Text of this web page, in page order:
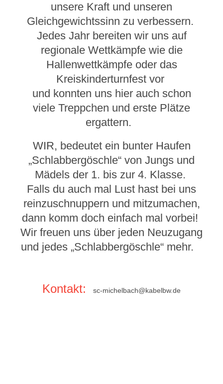
unsere Kraft und unseren
Gleichgewichtssinn zu verbessern.
Jedes Jahr bereiten wir uns auf
regionale Wettkämpfe wie die
Hallenwettkämpfe oder das
Kreiskinderturnfest vor
und konnten uns hier auch schon
viele Treppchen und erste Plätze
ergattern.
WIR, bedeutet ein bunter Haufen
„Schlabbergöschle“ von Jungs und
Mädels der 1. bis zur 4. Klasse.
Falls du auch mal Lust hast bei uns
reinzuschnuppern und mitzumachen,
dann komm doch einfach mal vorbei!
Wir freuen uns über jeden Neuzugang
und jedes „Schlabbergöschle“ mehr.
Kontakt: sc-michelbach@kabelbw.de